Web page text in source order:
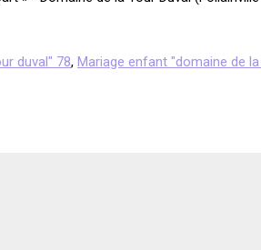
duval" 78, Mariage enfant "domaine de